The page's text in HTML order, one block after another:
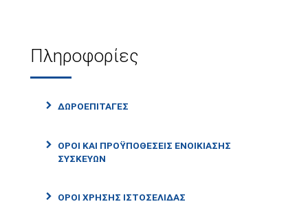
Πληροφορίες
ΔΩΡΟΕΠΙΤΑΓΕΣ
ΟΡΟΙ ΚΑΙ ΠΡΟΫΠΟΘΕΣΕΙΣ ΕΝΟΙΚΙΑΣΗΣ
ΣΥΣΚΕΥΩΝ
ΟΡΟΙ ΧΡΗΣΗΣ ΙΣΤΟΣΕΛΙΔΑΣ